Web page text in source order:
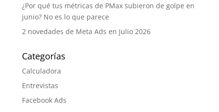
¿Por qué tus métricas de PMax subieron de golpe en
junio? No es lo que parece
2 novedades de Meta Ads en Julio 2026
Categorías
Calculadora
Entrevistas
Facebook Ads